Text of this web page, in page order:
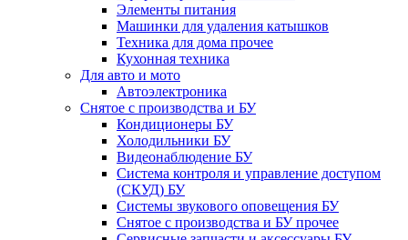
Элементы питания
Машинки для удаления катышков
Техника для дома прочее
Кухонная техника
Для авто и мото
Автоэлектроника
Снятое с производства и БУ
Кондиционеры БУ
Холодильники БУ
Видеонаблюдение БУ
Система контроля и управление доступом
(СКУД) БУ
Системы звукового оповещения БУ
Снятое с производства и БУ прочее